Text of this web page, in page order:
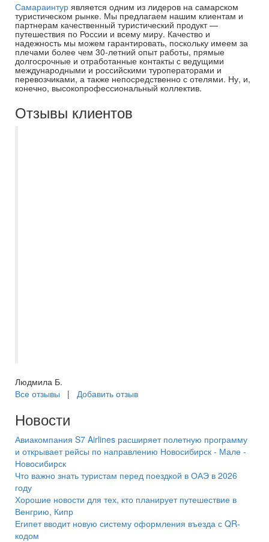
Самараинтур является одним из лидеров на самарском
туристическом рынке. Мы предлагаем нашим клиентам и
партнерам качественный туристический продукт —
путешествия по России и всему миру. Качество и
надежность мы можем гарантировать, поскольку имеем за
плечами более чем 30-летний опыт работы, прямые
долгосрочные и отработанные контакты с ведущими
международными и российскими туроператорами и
перевозчиками, а также непосредственно с отелями. Ну, и,
конечно, высокопрофессиональный коллектив.
Отзывы клиентов
Людмила Б.
Все отзывы | Добавить отзыв
Новости
Авиакомпания S7 Airlines расширяет полетную программу
и открывает рейсы по направлению Новосибирск - Мале -
Новосибирск
Что важно знать туристам перед поездкой в ОАЭ в 2026
году
Хорошие новости для тех, кто планирует путешествие в
Венгрию, Кипр
Египет вводит новую систему оформления въезда с QR-
кодом